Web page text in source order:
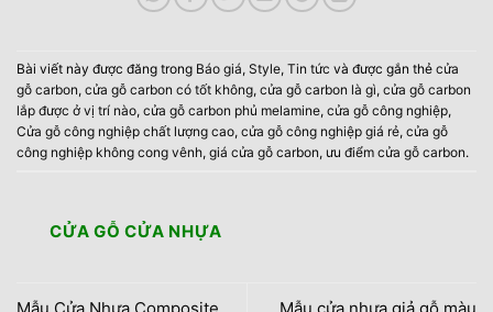
Bài viết này được đăng trong Báo giá, Style, Tin tức và được gắn thẻ cửa
gỗ carbon, cửa gỗ carbon có tốt không, cửa gỗ carbon là gì, cửa gỗ carbon
lắp được ở vị trí nào, cửa gỗ carbon phủ melamine, cửa gỗ công nghiệp,
Cửa gỗ công nghiệp chất lượng cao, cửa gỗ công nghiệp giá rẻ, cửa gỗ
công nghiệp không cong vênh, giá cửa gỗ carbon, ưu điểm cửa gỗ carbon.
CỬA GỖ CỬA NHỰA